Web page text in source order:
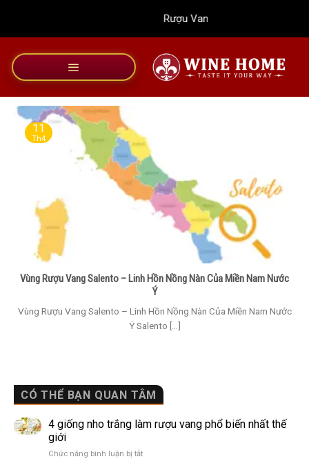
dung
Rượu Vang Wine Home
CÓ THỂ BẠN QUAN TÂM
4 giống nho trắng làm rượu vang phổ biến nhất thế
giới
Chức năng bình luận bị tắtở
Vùng Rượu Vang Salento – Linh Hồn Nồng Nàn Của Miền Nam Nước
Ý
Vùng Rượu Vang Salento – Linh Hồn Nồng Nàn Của Miền Nam Nước
Ý Salento [...]
11
Th4